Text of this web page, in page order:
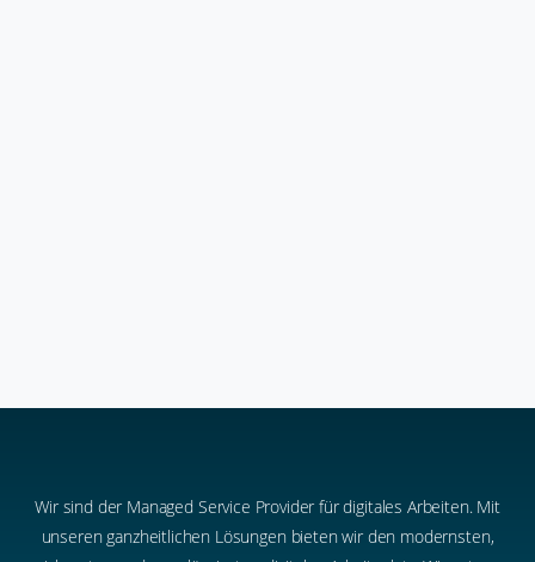
Wir sind der Managed Service Provider für digitales Arbeiten. Mit
unseren ganzheitlichen Lösungen bieten wir den modernsten,